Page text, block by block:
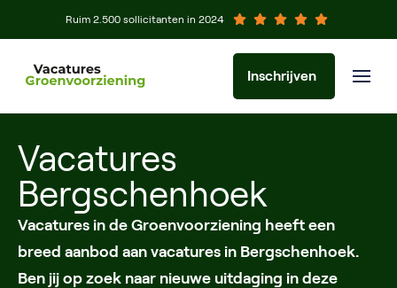
Ruim 2.500 sollicitanten in 2024
Inschrijven
Vacatures
Bergschenhoek
Vacatures in de Groenvoorziening heeft een
breed aanbod aan vacatures in Bergschenhoek.
Ben jij op zoek naar nieuwe uitdaging in deze